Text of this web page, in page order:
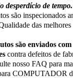
desperdício de tempo.
são inspecionados
das
são enviados
contra defeitos de
nosso FAQ para
COMPUTADOR